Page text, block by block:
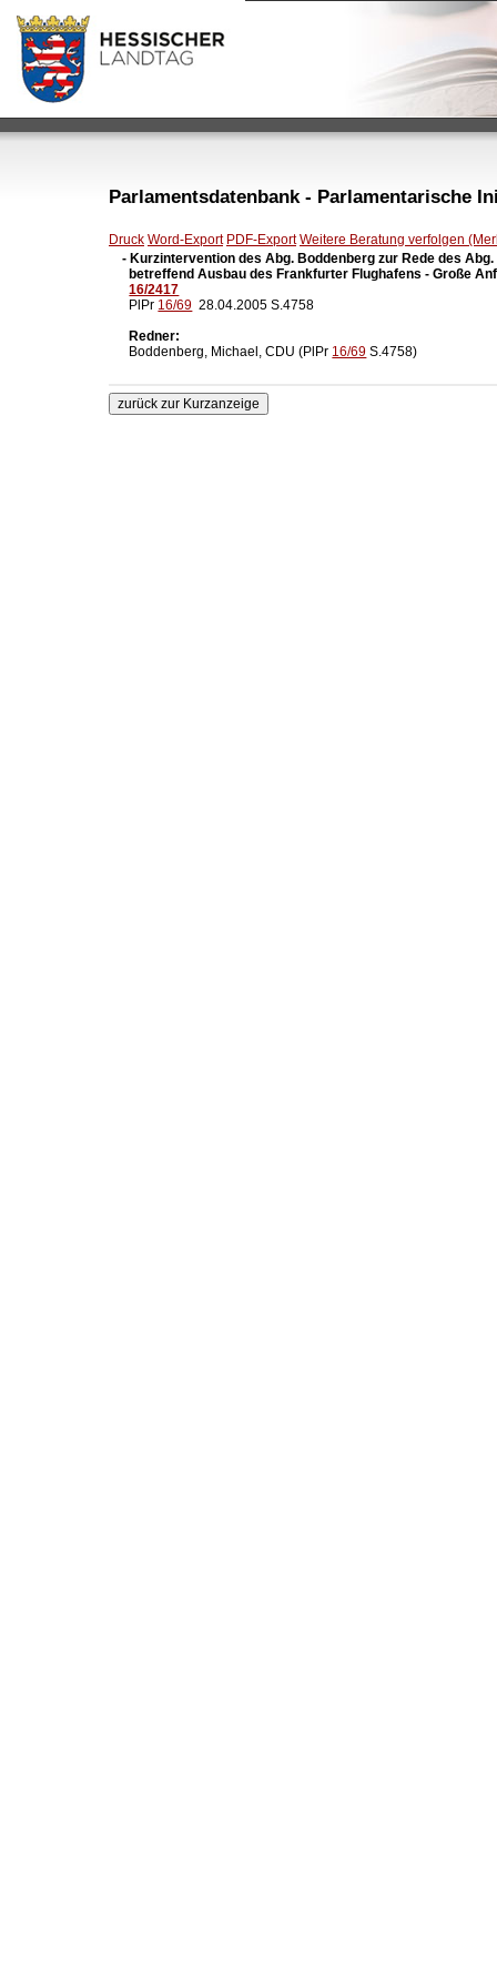
Parlamentsdatenbank - Parlamentarische
Druck Word-Export PDF-Export Weitere Beratung verfolgen
- Kurzintervention des Abg. Boddenberg zur Rede des
betreffend Ausbau des Frankfurter Flughafens - Große
16/2417
PlPr 16/69
  28.04.2005 S.4758
Redner:
  Boddenberg, Michael, CDU (PlPr
16/69 S.4758)